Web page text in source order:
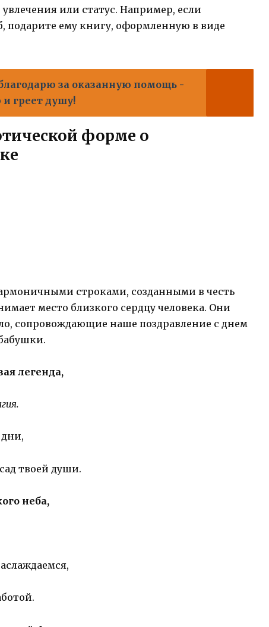
или статус. Например, если
ему книгу, оформленную в виде
за оказанную помощь -
греет душу!
форме о
строками, созданными в честь
место близкого сердцу человека. Они
сопровождающие наше поздравление с днем
легенда,
твоей души.
неба,